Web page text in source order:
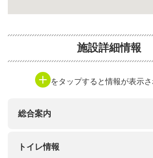
施設詳細情報
をタップすると情報が表示さ
総合案内
トイレ情報